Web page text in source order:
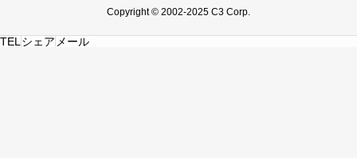
Copyright © 2002-2025 C3 Corp.
TEL シェア メール